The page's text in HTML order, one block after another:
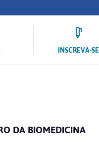
INSCREVA-SE
DA BIOMEDICINA